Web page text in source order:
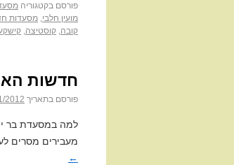
פורסם בקטגוריה
מועין חלבי, מסעדות
קובה, קוסטיצה,
חדשות האוכל
פורסם בתאריך 2012
למה במסעדת בר
מעבירים מסרים
←